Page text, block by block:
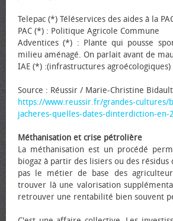
Telepac (*) Téléservices des aides à la
PAC (*) : Politique Agricole Commune
Adventices (*) : Plante qui pousse
milieu aménagé. On parlait avant de
IAE (*) :(infrastructures agroécologiques)
Source : Réussir / Marie-Christine Bidault
https://www.reussir.fr/grandes-cultures/
jacheres-quelles-dates-dinterdiction-en-
Méthanisation et crise pétrolière
La méthanisation est un procédé
biogaz à partir des lisiers ou des résidus
pas le métier de base des
trouver là une valorisation
retrouver une rentabilité bien souvent